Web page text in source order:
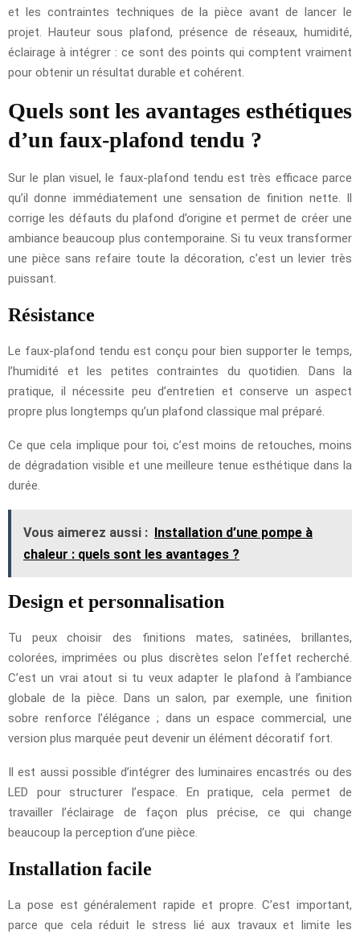
et les contraintes techniques de la pièce avant de lancer le
projet. Hauteur sous plafond, présence de réseaux, humidité,
éclairage à intégrer : ce sont des points qui comptent vraiment
pour obtenir un résultat durable et cohérent.
Quels sont les avantages esthétiques
d’un faux-plafond tendu ?
Sur le plan visuel, le faux-plafond tendu est très efficace parce
qu’il donne immédiatement une sensation de finition nette. Il
corrige les défauts du plafond d’origine et permet de créer une
ambiance beaucoup plus contemporaine. Si tu veux transformer
une pièce sans refaire toute la décoration, c’est un levier très
puissant.
Résistance
Le faux-plafond tendu est conçu pour bien supporter le temps,
l’humidité et les petites contraintes du quotidien. Dans la
pratique, il nécessite peu d’entretien et conserve un aspect
propre plus longtemps qu’un plafond classique mal préparé.
Ce que cela implique pour toi, c’est moins de retouches, moins
de dégradation visible et une meilleure tenue esthétique dans la
durée.
Vous aimerez aussi : Installation d’une pompe à
chaleur : quels sont les avantages ?
Design et personnalisation
Tu peux choisir des finitions mates, satinées, brillantes,
colorées, imprimées ou plus discrètes selon l’effet recherché.
C’est un vrai atout si tu veux adapter le plafond à l’ambiance
globale de la pièce. Dans un salon, par exemple, une finition
sobre renforce l’élégance ; dans un espace commercial, une
version plus marquée peut devenir un élément décoratif fort.
Il est aussi possible d’intégrer des luminaires encastrés ou des
LED pour structurer l’espace. En pratique, cela permet de
travailler l’éclairage de façon plus précise, ce qui change
beaucoup la perception d’une pièce.
Installation facile
La pose est généralement rapide et propre. C’est important,
parce que cela réduit le stress lié aux travaux et limite les